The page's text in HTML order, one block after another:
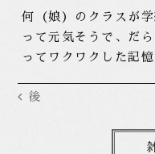
何（娘）のクラスが
って元気そうで、だ
ってワクワクした記憶
後